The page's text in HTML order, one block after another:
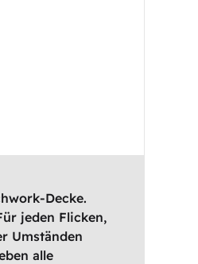
Decke.
jeden Flicken,
Umständen
alle